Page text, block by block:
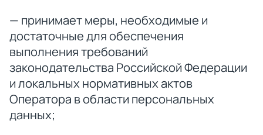
— принимает меры, необходимые и
достаточные для обеспечения
выполнения требований
законодательства Российской Федерации
и локальных нормативных актов
Оператора в области персональных
данных;